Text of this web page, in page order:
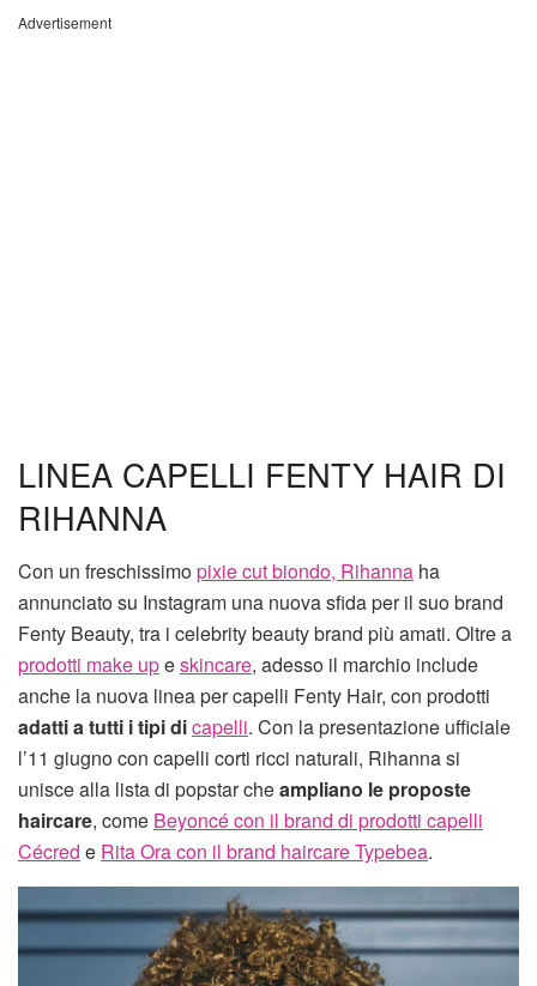
Advertisement
LINEA CAPELLI FENTY HAIR DI
RIHANNA
Con un freschissimopixie cut biondo, Rihanna ha
annunciato su Instagram una nuova sfida per il suo brand
Fenty Beauty, tra i celebrity beauty brand più amati. Oltre a
prodotti make upeskincare, adesso il marchio include
anche la nuova linea per capelli Fenty Hair, con prodotti
adatti a tutti i tipi dicapelli. Con la presentazione ufficiale
l’11 giugno con capelli corti ricci naturali, Rihanna si
unisce alla lista di popstar cheampliano le proposte
haircare, come Beyoncé con il brand di prodotti capelli
Cécred e Rita Ora con il brand haircare Typebea.